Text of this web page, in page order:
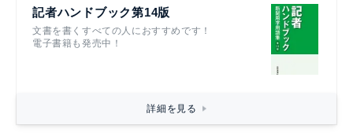
記者ハンドブック第14版
文書を書くすべての人におすすめです！
電子書籍も発売中！
詳細を見る